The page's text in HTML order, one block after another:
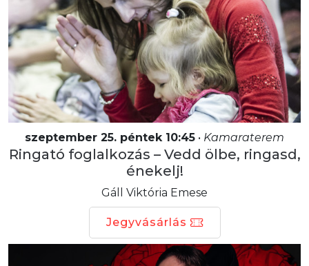
szeptember 25. péntek 10:45 • Kamaraterem
Ringató foglalkozás – Vedd ölbe, ringasd,
énekelj!
Gáll Viktória Emese
Jegyvásárlás